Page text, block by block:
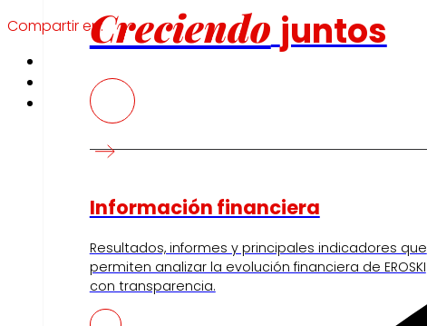
Creciendo juntos
Información financiera
Resultados, informes y principales indicadores que
permiten analizar la evolución financiera de EROSKI
con transparencia.
Compartir en: